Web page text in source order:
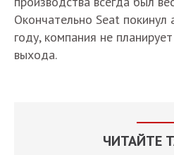
Окончательно Seat
году, компания не
выхода.
ЧИТАЙТЕ